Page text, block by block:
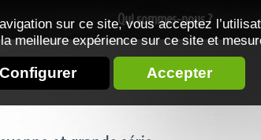
sur ce site, vous acceptez
meilleure expérience sur ce site et
Configurer Accepter
Qui sommes-nous ?